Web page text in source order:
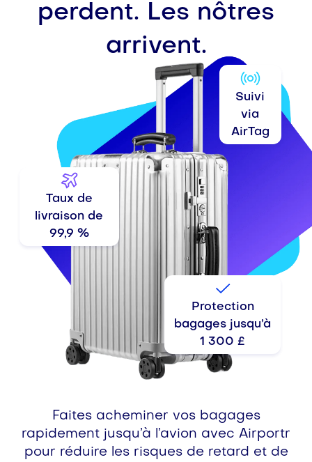
Faites acheminer vos bagages
rapidement jusqu’à l’avion avec Airportr
pour réduire les risques de retard et de
perdent. Les nôtres
arrivent.
Taux de
livraison de
99,9 %
Suivi
via
AirTag
Protection
bagages jusqu’à
1 300 £